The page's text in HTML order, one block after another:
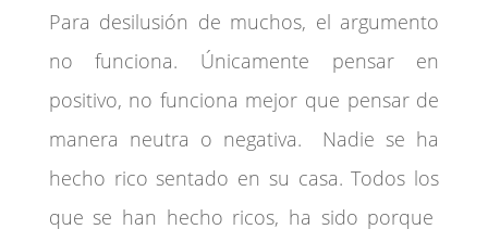
Para desilusión de muchos, el argumento
no funciona. Únicamente pensar en
positivo, no funciona mejor que pensar de
manera neutra o negativa. Nadie se ha
hecho rico sentado en su casa. Todos los
que se han hecho ricos, ha sido porque